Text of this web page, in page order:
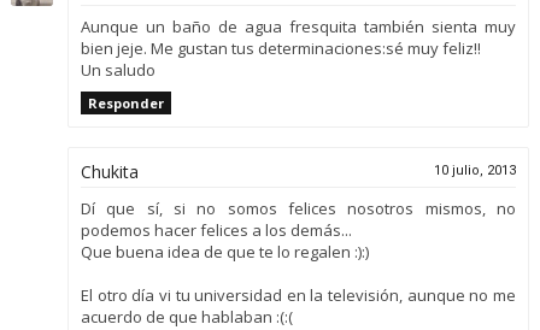
Aunque un baño de agua fresquita también sienta muy
bien jeje. Me gustan tus determinaciones:sé muy feliz!!
Un saludo
Responder
Chukita 10 julio, 2013
Dí que sí, si no somos felices nosotros mismos, no
podemos hacer felices a los demás...
Que buena idea de que te lo regalen :):)
El otro día vi tu universidad en la televisión, aunque no me
acuerdo de que hablaban :(:(